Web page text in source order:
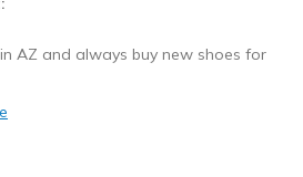
AZ and always buy new shoes for